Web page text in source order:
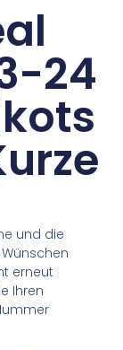
24
und die
erneut
Ihren